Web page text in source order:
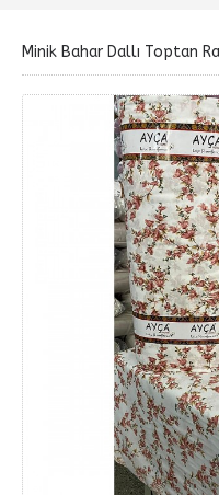
Minik Bahar Dallı Toptan